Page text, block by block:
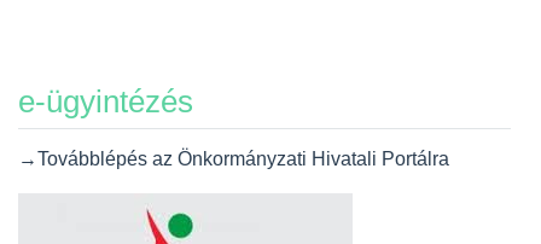
e-ügyintézés
→Továbblépés az Önkormányzati Hivatali Portálra